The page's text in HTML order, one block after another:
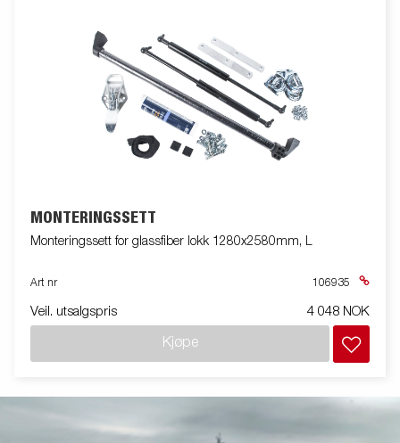
MONTERINGSSETT
Monteringssett for glassfiber lokk 1280x2580mm, L
Art nr 106935
Veil. utsalgspris 4 048 NOK
Kjøpe